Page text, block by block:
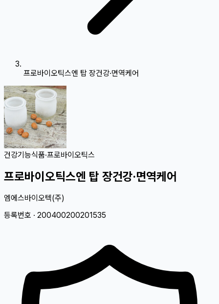
프로바이오틱스엔 탑 장건강·면역케어
건강기능식품·프로바이오틱스
프로바이오틱스엔 탑 장건강·면역케어
엠에스바이오텍(주)
등록번호 · 200400200201535